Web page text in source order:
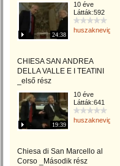
24:38
10 éve
Látták:592
CHIESA SAN ANDREA
DELLA VALLE E I TEATINI
_első rész
19:39
10 éve
Látták:641
Chiesa di San Marcello al
Corso _Második rész